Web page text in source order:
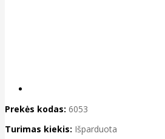
Prekės kodas: 6053
Turimas kiekis: Išparduota